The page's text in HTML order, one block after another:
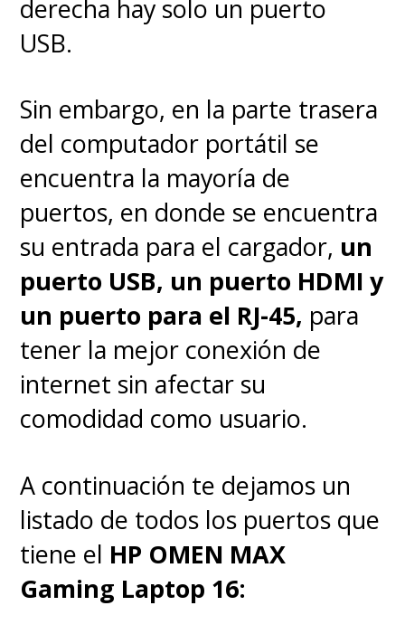
derecha hay solo un puerto
USB.
Sin embargo, en la parte trasera
del computador portátil se
encuentra la mayoría de
puertos, en donde se encuentra
su entrada para el cargador, un
puerto USB, un puerto HDMI y
un puerto para el RJ-45, para
tener la mejor conexión de
internet sin afectar su
comodidad como usuario.
A continuación te dejamos un
listado de todos los puertos que
tiene el HP OMEN MAX
Gaming Laptop 16: